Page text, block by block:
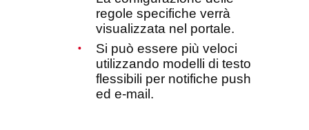
regole specifiche verrà
visualizzata nel portale.
Si può essere più veloci
utilizzando modelli di testo
flessibili per notifiche push
ed e-mail.